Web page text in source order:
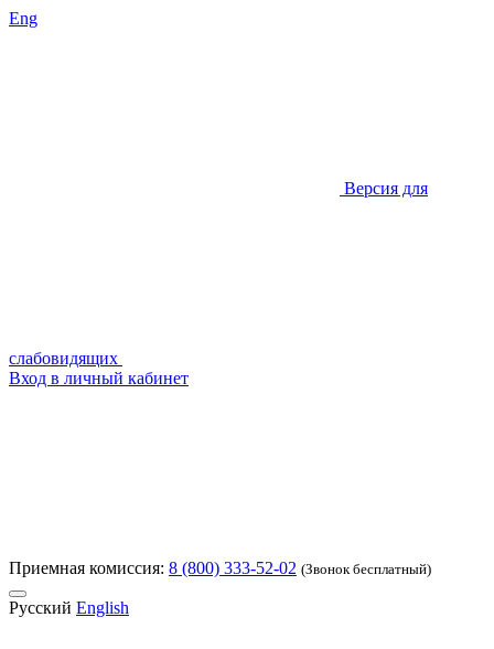
Eng
Версия для
слабовидящих
Вход в личный кабинет
Приемная комиссия: 8 (800) 333-52-02 (Звонок бесплатный)
Русский English